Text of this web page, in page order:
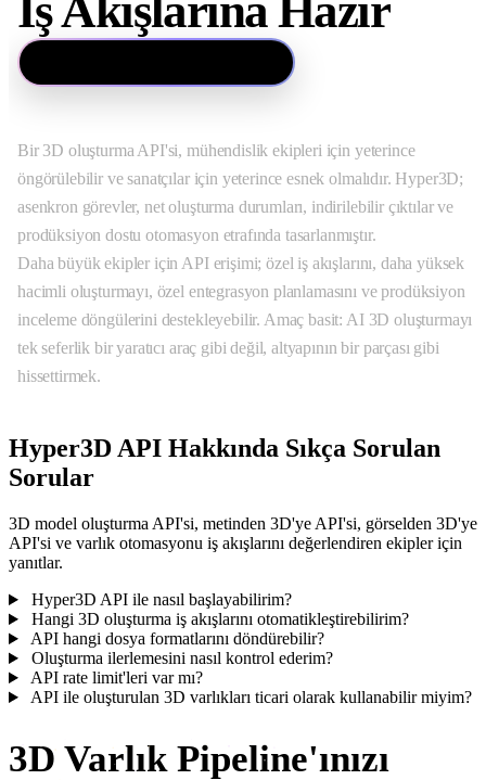
İş Akışlarına Hazır
Bir 3D oluşturma API'si, mühendislik ekipleri için yeterince
öngörülebilir ve sanatçılar için yeterince esnek olmalıdır. Hyper3D;
asenkron görevler, net oluşturma durumları, indirilebilir çıktılar ve
prodüksiyon dostu otomasyon etrafında tasarlanmıştır.
Daha büyük ekipler için API erişimi; özel iş akışlarını, daha yüksek
hacimli oluşturmayı, özel entegrasyon planlamasını ve prodüksiyon
inceleme döngülerini destekleyebilir. Amaç basit: AI 3D oluşturmayı
tek seferlik bir yaratıcı araç gibi değil, altyapının bir parçası gibi
hissettirmek.
Hyper3D API Hakkında Sıkça Sorulan
Sorular
3D model oluşturma API'si, metinden 3D'ye API'si, görselden 3D'ye
API'si ve varlık otomasyonu iş akışlarını değerlendiren ekipler için
yanıtlar.
Hyper3D API ile nasıl başlayabilirim?
Hangi 3D oluşturma iş akışlarını otomatikleştirebilirim?
API hangi dosya formatlarını döndürebilir?
Oluşturma ilerlemesini nasıl kontrol ederim?
API rate limit'leri var mı?
API ile oluşturulan 3D varlıkları ticari olarak kullanabilir miyim?
3D Varlık Pipeline'ınızı